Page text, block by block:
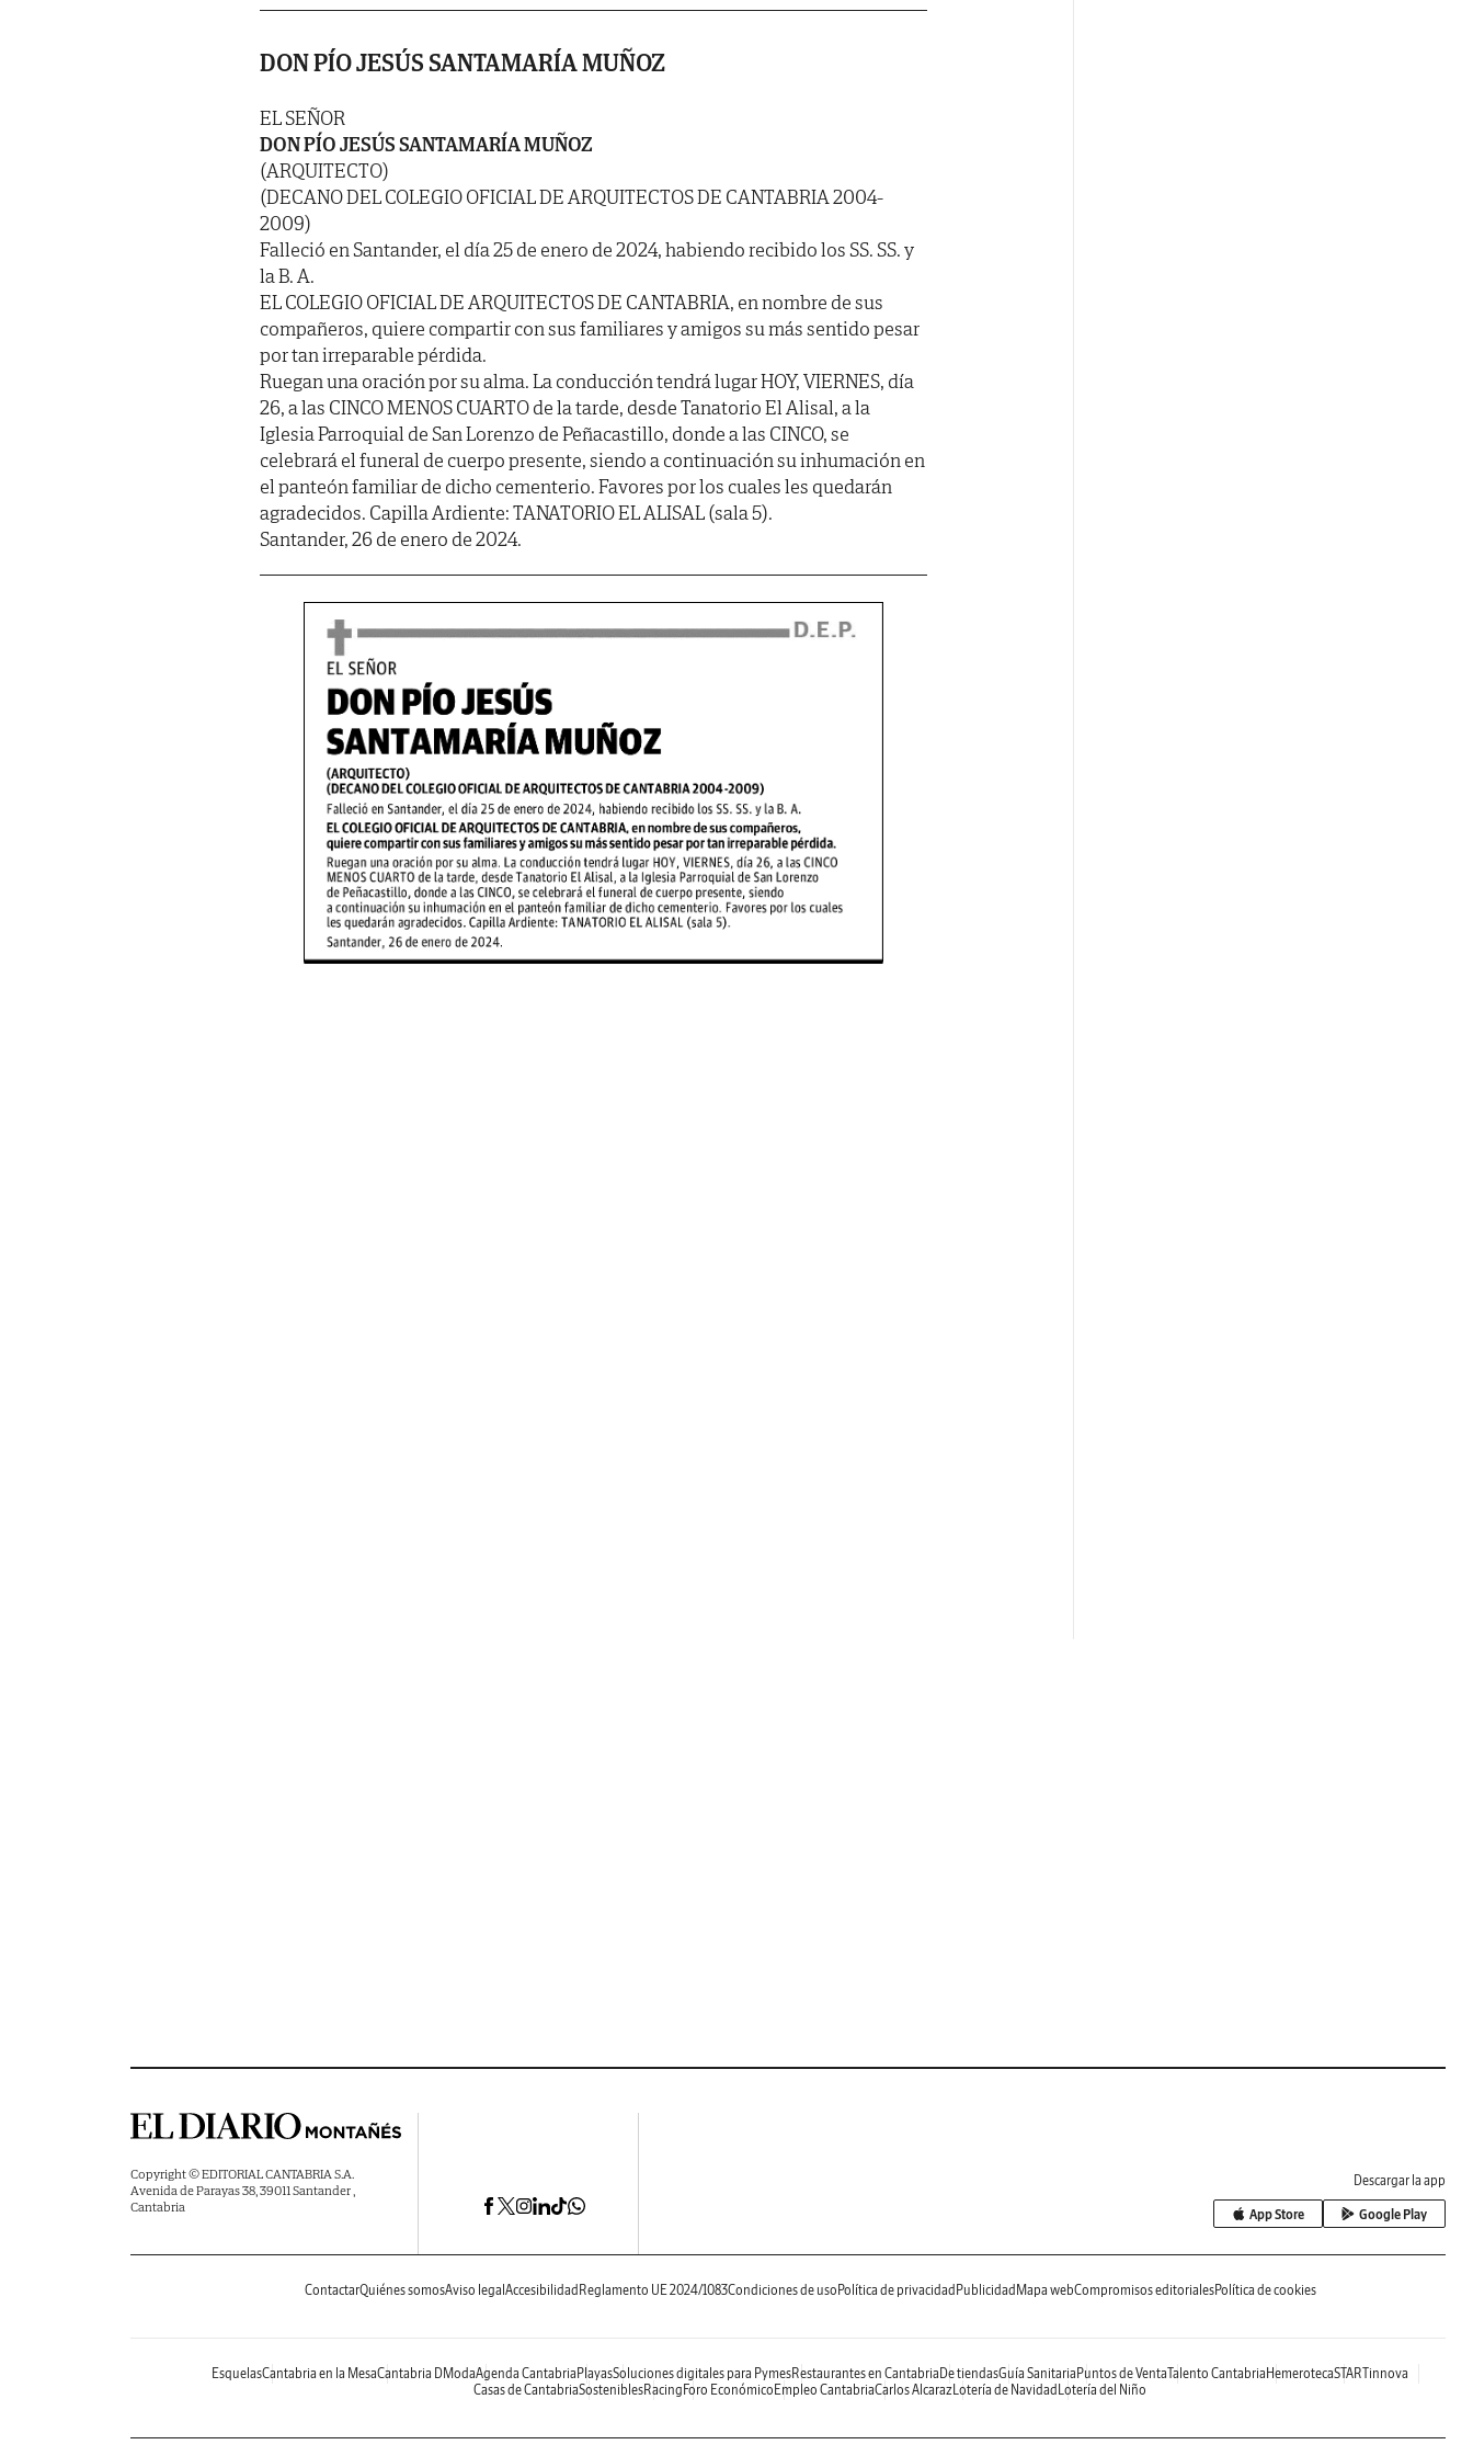
DON PÍO JESÚS SANTAMARÍA MUÑOZ
EL SEÑOR
DON PÍO JESÚS SANTAMARÍA MUÑOZ
(ARQUITECTO)
(DECANO DEL COLEGIO OFICIAL DE ARQUITECTOS DE CANTABRIA 2004-
2009)
Falleció en Santander, el día 25 de enero de 2024, habiendo recibido los SS. SS. y
la B. A.
EL COLEGIO OFICIAL DE ARQUITECTOS DE CANTABRIA, en nombre de sus
compañeros, quiere compartir con sus familiares y amigos su más sentido pesar
por tan irreparable pérdida.
Ruegan una oración por su alma. La conducción tendrá lugar HOY, VIERNES, día
26, a las CINCO MENOS CUARTO de la tarde, desde Tanatorio El Alisal, a la
Iglesia Parroquial de San Lorenzo de Peñacastillo, donde a las CINCO, se
celebrará el funeral de cuerpo presente, siendo a continuación su inhumación en
el panteón familiar de dicho cementerio. Favores por los cuales les quedarán
agradecidos. Capilla Ardiente: TANATORIO EL ALISAL (sala 5).
Santander, 26 de enero de 2024.
Copyright © EDITORIAL CANTABRIA S.A.
Avenida de Parayas 38, 39011 Santander ,
Cantabria
Descargar la app
App Store Google Play
ContactarQuiénes somosAviso legal Accesibilidad Reglamento UE 2024/1083Condiciones de uso Política de privacidad Publicidad Mapa webCompromisos editorialesPolítica de cookies
EsquelasCantabria en la MesaCantabria DModaAgenda Cantabria PlayasSoluciones digitales para PymesRestaurantes en Cantabria De tiendasGuía Sanitaria Puntos de VentaTalento Cantabria HemerotecaSTARTinnova
Casas de CantabriaSosteniblesRacing Foro Económico Empleo CantabriaCarlos AlcarazLotería de Navidad Lotería del Niño